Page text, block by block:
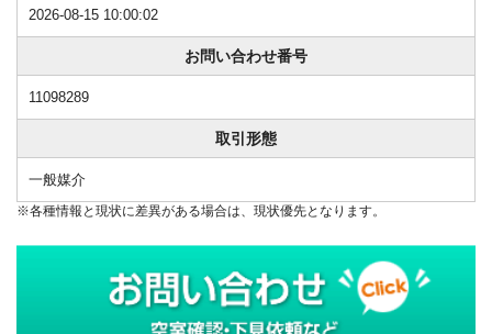
2026-08-15 10:00:02
お問い合わせ番号
11098289
取引形態
一般媒介
※各種情報と現状に差異がある場合は、現状優先となります。